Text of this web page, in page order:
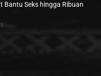
Bantu Seks hingga Ribuan